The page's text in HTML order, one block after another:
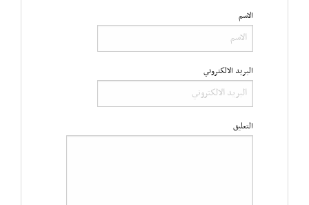
الاسم
البريد الالكتروني
التعليق